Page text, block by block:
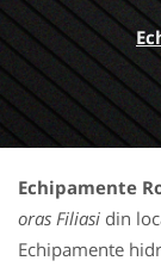
Echipamente
oras Filiasi din
Echipamente